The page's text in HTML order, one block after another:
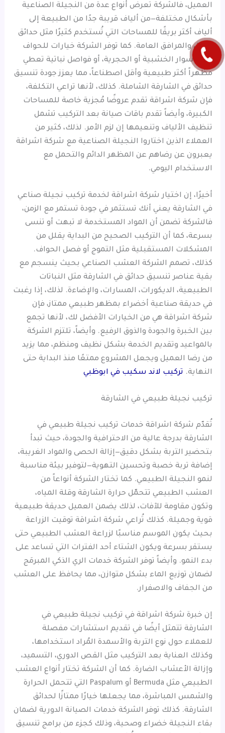
العميل، فالشركة تعرض أنواع عدة من النجيلة الصناعية
بأشكال مختلفة—من ألياف قريبة جدًا من الطبيعة إلى
ألياف أكثر بريقًا للمساحات التي تُستخدم كثيرًا مثل حدائق
الفلل والمرافق العامة. كما توفر الشركة خيارات للحواف
زي الأسوار الخشبية أو الحجرية، أو فواصل نباتية تعطي
مظهراً أكثر طبيعية وأقل اصطناعاً، مما يعزز جودة تنسيق
حدائق في الشارقة الشاملة. كذلك، لأنها تراعي التكلفة،
فإن شركة اشراقة تقدم عروضًا مُجزية خاصة للمساحات
الكبيرة، وأيضاً تقدم باقات صيانة بعد التركيب تشمل
تنظيف الألياف وتنعيمها إن لزم الأمر. لذلك، كثير من
العملاء الذين اختاروا النجيلة الصناعية مع شركة اشراقة
يعبرون عن رضاهم عن المظهر الدائم والتحمل مع
الاستخدام اليومي.
أخيرًا، إن اختيار شركة اشراقة لخدمة تركيب نجيلة صناعي
في الشارقة يعني أنك تستثمر في جودة تستمر مع الزمن،
فالشركة تضمن أن المواد المستخدمة لا تبهت أو تنسى
بسرعة، كما أن التركيب الصحيح من البداية يقلل من
المشكلات المستقبلية مثل التموج أو فصل الحواف.
كذلك، تصمم الشركة العشب الصناعي بحيث ينسجم مع
بقية عناصر تنسيق حدائق في الشارقة مثل النباتات
الطبيعية، الديكورات، المسارات، والإضاءة. لذلك، إذا رغبت
في حديقة صناعية أخضراء بمظهر طبيعي ممتاز، فإن
شركة اشراقة هي من الخيارات الأفضل لك، لأنها تجمع
بين الخبرة والجودة والذوق الرفيع. وأيضاً، تلتزم الشركة
بالمواعيد وتقديم الخدمة بشكل نظيف ومنظم، مما يزيد
من رضا العميل ويجعل المشروع ممتعًا منذ البداية حتى
النهاية. تركيب لاند سكيب في ابوظبي
تركيب نجيلة طبيعي في الشارقة
تُقدّم شركة اشراقة خدمات تركيب نجيلة طبيعي في
الشارقة بدرجة عالية من الاحترافية والجودة، حيث تبدأ
بتحضير التربة بشكل دقيق—إزالة الحصى والمواد الغريبة،
إضافة تربة خصبة وتحسين التهوية—لتوفير بيئة مناسبة
لنمو النجيلة الطبيعي. كما تختار الشركة أنواعاً من
العشب الطبيعي تتحمّل حرارة الشارقة وقلة المياه،
وتكون مقاومة للآفات، لذلك يضمن العميل حديقة طبيعية
قوية وجميلة. كذلك تُراعي شركة اشراقة توقيت الزراعة
بحيث يكون الموسم مناسبًا لزراعة العشب الطبيعي حتى
يستقر بسرعة ويكون الشتاء أحد الفترات التي تساعد على
بدء النمو. وأيضاً توفر الشركة خدمات الري الذكي المبرمَج
لضمان توزيع الماء بشكل متوازن، مما يحافظ على العشب
من الجفاف والاصفرار.
إن خبرة شركة اشراقة في تركيب نجيلة طبيعي في
الشارقة تتمثل أيضًا في تقديم استشارات مفصلة
للعملاء حول نوع التربة والأسمدة المُراد استخدامها،
وكذلك العناية بعد التركيب مثل القص الدوري، التسميد،
وإزالة الأعشاب الضارة. كما أن الشركة تختار أنواع العشب
الطبيعي مثل Bermuda أو Paspalum التي تتحمل الحرارة
والشمس المباشرة، مما يجعلها خيارًا ممتازًا لحدائق
الشارقة. كذلك توفر الشركة خدمات الصيانة الدورية لضمان
بقاء النجيلة خضراء وصحية، وذلك كجزء من برامج تنسيق